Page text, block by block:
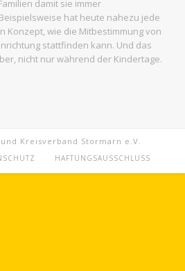
damit sie immer
hat heute nahezu jede
Konzept, wie die Mitbestimmung von
stattfinden kann. Und das
nicht nur während der Kindertage.
Kreisverband Stormarn e.V.
HAFTUNGSAUSSCHLUSS